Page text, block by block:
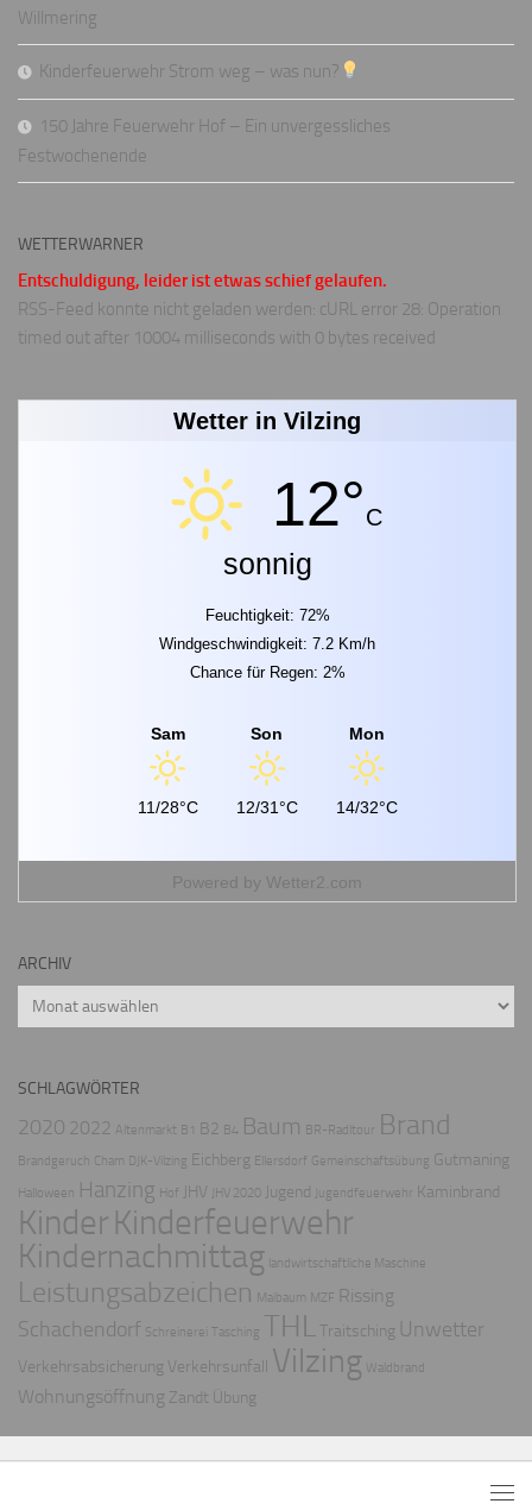
Willmering
Kinderfeuerwehr Strom weg – was nun?
150 Jahre Feuerwehr Hof – Ein unvergessliches
Festwochenende
WETTERWARNER
Entschuldigung, leider ist etwas schief gelaufen.
RSS-Feed konnte nicht geladen werden: cURL error 28: Operation
timed out after 10004 milliseconds with 0 bytes received
Wetter in Vilzing
12°C
sonnig
Feuchtigkeit: 72%
Windgeschwindigkeit: 7.2 Km/h
Chance für Regen: 2%
Sam
11/28°C
Son
12/31°C
Mon
14/32°C
Powered by Wetter2.com
ARCHIV
Archiv
SCHLAGWÖRTER
2020 2022 Altenmarkt B1 B2 B4 Baum BR-Radltour Brand
Brandgeruch Cham DJK-Vilzing Eichberg Ellersdorf Gemeinschaftsübung Gutmaning
Halloween Hanzing Hof JHV JHV 2020 Jugend Jugendfeuerwehr Kaminbrand
Kinder Kinderfeuerwehr
Kindernachmittag landwirtschaftliche Maschine
Leistungsabzeichen Maibaum MZF Rissing
Schachendorf Schreinerei Tasching THLTraitsching Unwetter
Verkehrsabsicherung Verkehrsunfall Vilzing Waldbrand
Wohnungsöffnung Zandt Übung